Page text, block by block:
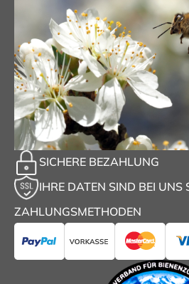
SICHERE BEZAHLUNG
IHRE DATEN SIND BEI UNS
ZAHLUNGSMETHODEN